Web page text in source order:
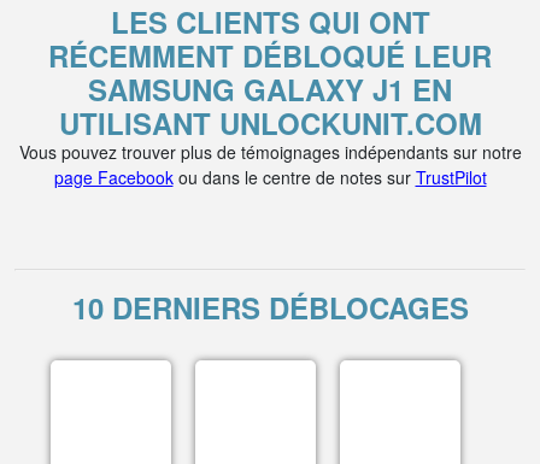
LES CLIENTS QUI ONT
RÉCEMMENT DÉBLOQUÉ LEUR
SAMSUNG GALAXY J1 EN
UTILISANT UNLOCKUNIT.COM
Vous pouvez trouver plus de témoignages indépendants sur notre
page Facebookou dans le centre de notes sur TrustPilot
10 DERNIERS DÉBLOCAGES